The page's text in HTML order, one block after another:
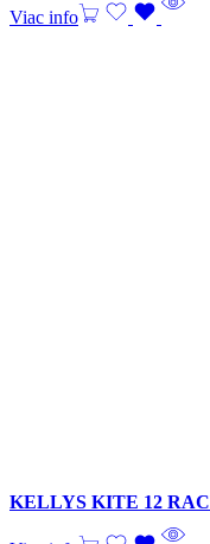
Viac info
KELLYS KITE 12